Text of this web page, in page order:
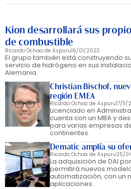
Kion desarrollará sus
de combustible
Ricardo Ochoa de Aspuru16/01/2023
El grupo también está construyendo
servicio de hidrógeno en sus
Alemania.
Christian Bischof,
región EMEA
Ricardo Ochoa de Aspuru17/11/
Licenciado en
cuenta con un MBA y
para varias empresas
continentes.
Dematic amplía su
Ricardo Ochoa de Aspuru25/
La adquisición de DAI
permitirá nuevos
automatización, con un
aplicaciones.